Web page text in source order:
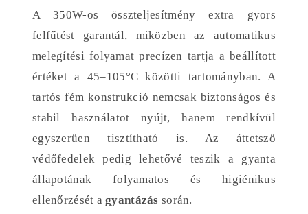
A 350W-os összteljesítmény extra gyors
felfűtést garantál, miközben az automatikus
melegítési folyamat precízen tartja a beállított
értéket a 45–105°C közötti tartományban. A
tartós fém konstrukció nemcsak biztonságos és
stabil használatot nyújt, hanem rendkívül
egyszerűen tisztítható is. Az áttetsző
védőfedelek pedig lehetővé teszik a gyanta
állapotának folyamatos és higiénikus
ellenőrzését agyantázás során.